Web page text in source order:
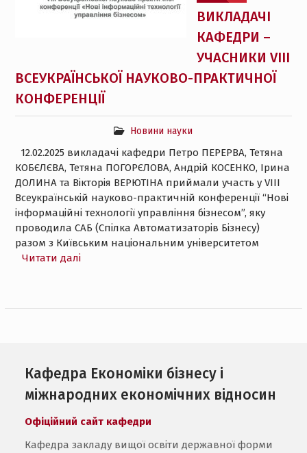
ВИКЛАДАЧІ
КАФЕДРИ –
УЧАСНИКИ VIII
ВСЕУКРАЇНСЬКОЇ НАУКОВО-ПРАКТИЧНОЇ
КОНФЕРЕНЦІЇ
Новини науки
12.02.2025 викладачі кафедри Петро ПЕРЕРВА, Тетяна
КОБЄЛЄВА, Тетяна ПОГОРЄЛОВА, Андрій КОСЕНКО, Ірина
ДОЛИНА та Вікторія ВЕРЮТІНА приймали участь у VІІІ
Всеукраїнській науково-практичній конференції “Нові
інформаційні технології управління бізнесом”, яку
проводила САБ (Спілка Автоматизаторів Бізнесу)
разом з Київським національним університетом
Читати далі
Кафедра Економіки бізнесу і
міжнародних економічних відносин
Офіційний сайт кафедри
Кафедра закладу вищої освіти державної форми